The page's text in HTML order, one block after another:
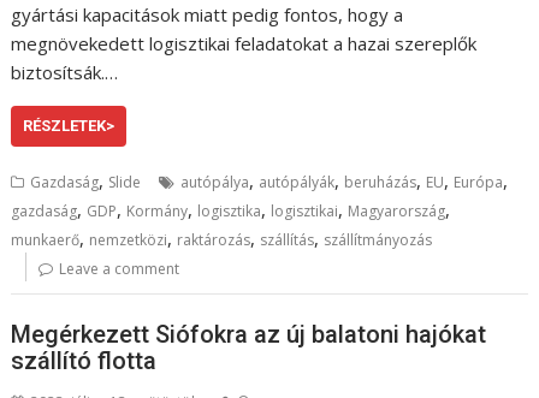
gyártási kapacitások miatt pedig fontos, hogy a
megnövekedett logisztikai feladatokat a hazai szereplők
biztosítsák.…
RÉSZLETEK>
Gazdaság, Slide autópálya, autópályák, beruházás, EU, Európa,
gazdaság, GDP, Kormány, logisztika, logisztikai, Magyarország,
munkaerő, nemzetközi, raktározás, szállítás, szállítmányozás
Leave a comment
Megérkezett Siófokra az új balatoni hajókat
szállító flotta